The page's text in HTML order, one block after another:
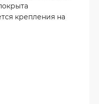
крепления на